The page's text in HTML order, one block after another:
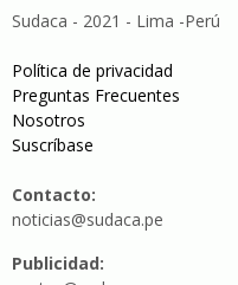
Sudaca - 2021 - Lima -Perú
Política de privacidad
Preguntas Frecuentes
Nosotros
Suscríbase
Contacto:
noticias@sudaca.pe
Publicidad: